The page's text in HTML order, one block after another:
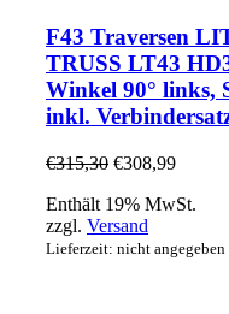
F43 Traversen
TRUSS LT43
Winkel 90° links,
inkl.
€315,30 €308,99
Enthält 19% MwSt.
zzgl. Versand
Lieferzeit: nicht angegeben